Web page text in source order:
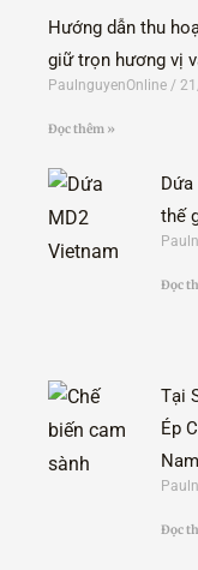
Hướng dẫn thu
giữ trọn hương vị
PaulnguyenOnline
Đọc thêm »
thế
Đọc
Tại
Ép
Nam
Đọc